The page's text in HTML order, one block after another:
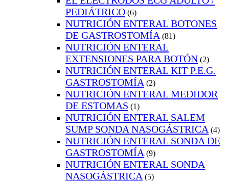
PEDIÁTRICO (6)
NUTRICIÓN ENTERAL BOTONES
DE GASTROSTOMÍA (81)
NUTRICIÓN ENTERAL
EXTENSIONES PARA BOTÓN (2)
NUTRICIÓN ENTERAL KIT P.E.G.
GASTROSTOMÍA (2)
NUTRICIÓN ENTERAL MEDIDOR
DE ESTOMAS (1)
NUTRICIÓN ENTERAL SALEM
SUMP SONDA NASOGÁSTRICA (4)
NUTRICIÓN ENTERAL SONDA DE
GASTROSTOMÍA (9)
NUTRICIÓN ENTERAL SONDA
NASOGÁSTRICA (5)